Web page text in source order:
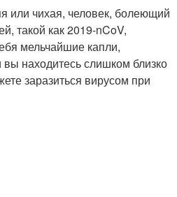
или чихая, человек, болеющий
такой как 2019-nCoV,
мельчайшие капли,
находитесь слишком близко
заразиться вирусом при